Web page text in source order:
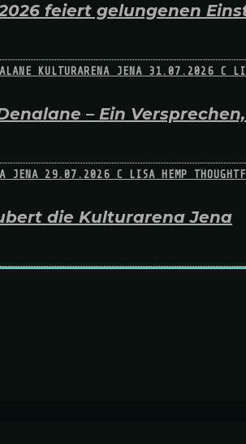
feiert gelungenen
– Ein
die Kulturarena Jena